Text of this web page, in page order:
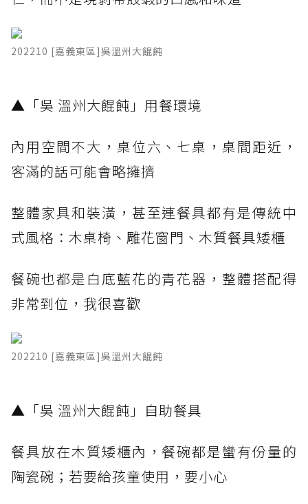
202210 [嘉義東區]吳溫州大餛飩
​▲「吳 溫州大餛飩」用餐環境
內用空間不大，桌位六、七桌，桌間距近，
客滿的話可能會略擁擠
整體家具和裝潢，甚至連餐具都有是傳統中
式風格：木桌椅、雕花窗門、木質餐具矮櫃
餐碗也都是白底藍花的青花器，整體搭配得
非常到位，我很喜歡
202210 [嘉義東區]吳溫州大餛飩
​▲「吳 溫州大餛飩」自助餐具
餐具放在木質矮櫃內，餐碗都是蠻有份量的
陶瓷碗；若要給孩童使用，要小心